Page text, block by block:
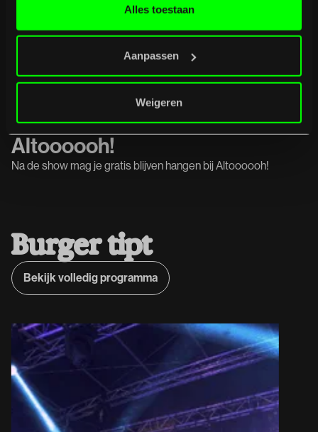
Alles toestaan
Aanpassen
Weigeren
Altoooooh!
Na de show mag je gratis blijven hangen bij Altoooooh!
Burger tipt
Bekijk volledig programma